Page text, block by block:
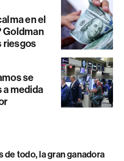
en el
Goldman
riesgos
se
medida
todo, la gran ganadora